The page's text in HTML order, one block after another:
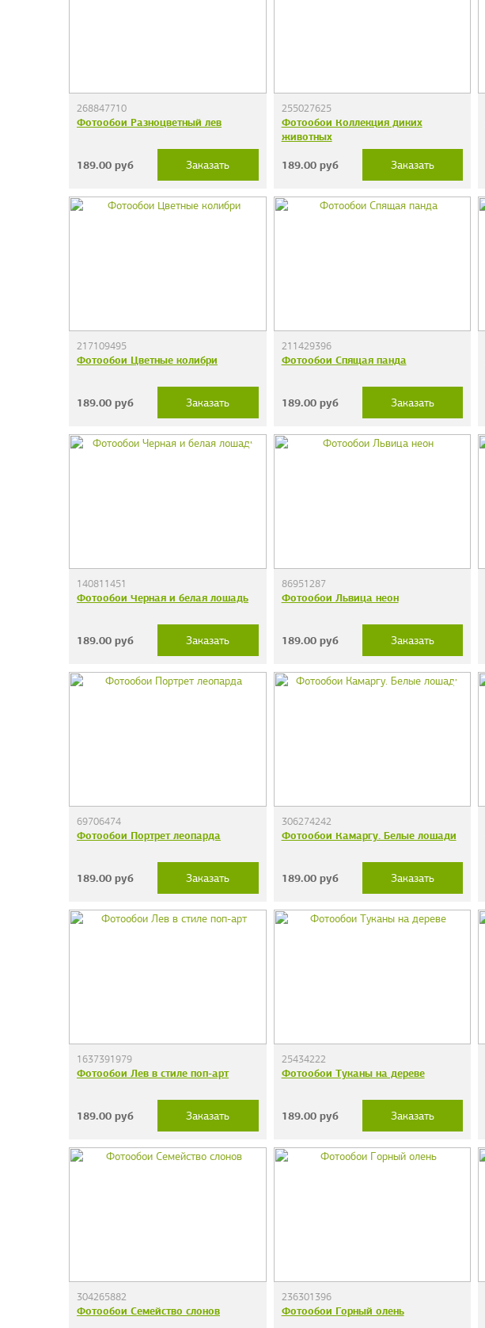
268847710
Фотообои Разноцветный лев
189.00руб Заказать
255027625
Фотообои Коллекция диких
животных
189.00руб Заказать
217109495
Фотообои Цветные колибри
189.00руб Заказать
211429396
Фотообои Спящая панда
189.00руб Заказать
140811451
Фотообои Черная и белая лошадь
189.00руб Заказать
86951287
Фотообои Львица неон
189.00руб Заказать
69706474
Фотообои Портрет леопарда
189.00руб Заказать
306274242
Фотообои Камаргу. Белые лошади
189.00руб Заказать
1637391979
Фотообои Лев в стиле поп-арт
189.00руб Заказать
25434222
Фотообои Туканы на дереве
189.00руб Заказать
304265882
Фотообои Семейство слонов
236301396
Фотообои Горный олень